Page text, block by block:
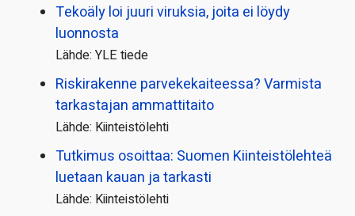
Tekoäly loi juuri viruksia, joita ei löydy
luonnosta
Lähde: YLE tiede
Riskirakenne parvekekaiteessa? Varmista
tarkastajan ammattitaito
Lähde: Kiinteistölehti
Tutkimus osoittaa: Suomen Kiinteistölehteä
luetaan kauan ja tarkasti
Lähde: Kiinteistölehti